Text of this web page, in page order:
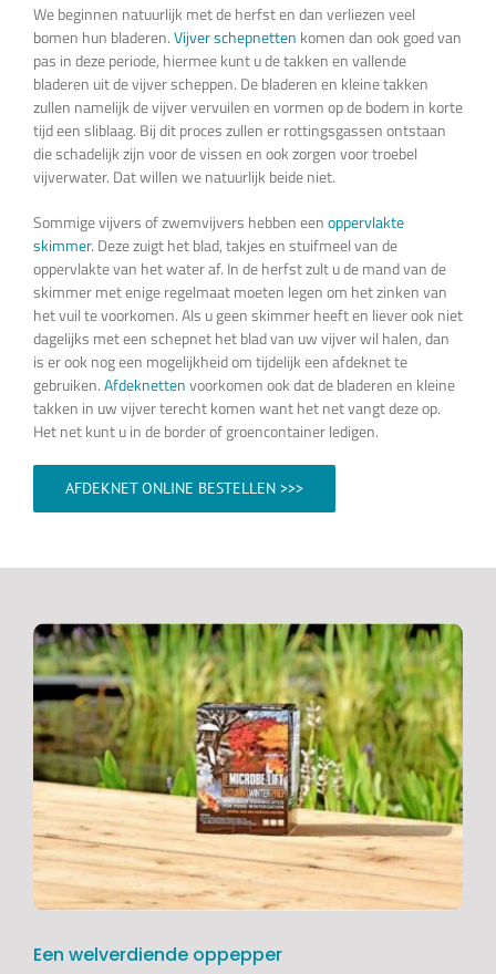
We beginnen natuurlijk met de herfst en dan verliezen veel
bomen hun bladeren.Vijver schepnetten komen dan ook goed van
pas in deze periode, hiermee kunt u de takken en vallende
bladeren uit de vijver scheppen. De bladeren en kleine takken
zullen namelijk de vijver vervuilen en vormen op de bodem in korte
tijd een sliblaag. Bij dit proces zullen er rottingsgassen ontstaan
die schadelijk zijn voor de vissen en ook zorgen voor troebel
vijverwater. Dat willen we natuurlijk beide niet.
Sommige vijvers of zwemvijvers hebben eenoppervlakte
skimmer. Deze zuigt het blad, takjes en stuifmeel van de
oppervlakte van het water af. In de herfst zult u de mand van de
skimmer met enige regelmaat moeten legen om het zinken van
het vuil te voorkomen. Als u geen skimmer heeft en liever ook niet
dagelijks met een schepnet het blad van uw vijver wil halen, dan
is er ook nog een mogelijkheid om tijdelijk een afdeknet te
gebruiken.Afdeknettenvoorkomen ook dat de bladeren en kleine
takken in uw vijver terecht komen want het net vangt deze op.
Het net kunt u in de border of groencontainer ledigen.
AFDEKNET ONLINE BESTELLEN >>>
Een welverdiende oppepper